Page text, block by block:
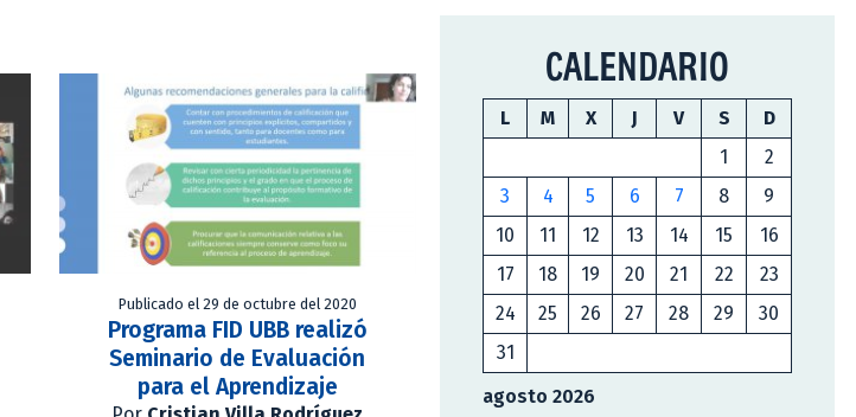
Publicado el 29 de octubre del 2020
Programa FID UBB realizó
Seminario de Evaluación
para el Aprendizaje
CALENDARIO
agosto 2026
L M X J V S
D
1
2
3
4 5 6 7 8
9
10
11 12 13 14 15
16
17
18 19 20 21 22
23
24
25 26 27 28 29
30
31